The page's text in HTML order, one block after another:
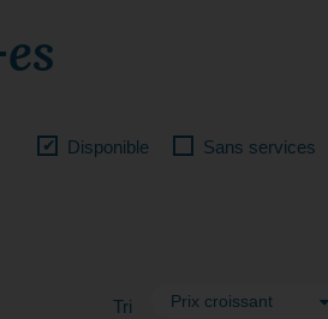
Disponible Sans services
Tri